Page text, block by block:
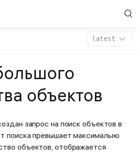
latest
объектов
запрос на поиск объектов в
поиска превышает максимально
объектов, отображается